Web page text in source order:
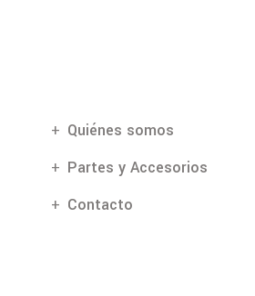
Quiénes somos
Partes y Accesorios
Contacto